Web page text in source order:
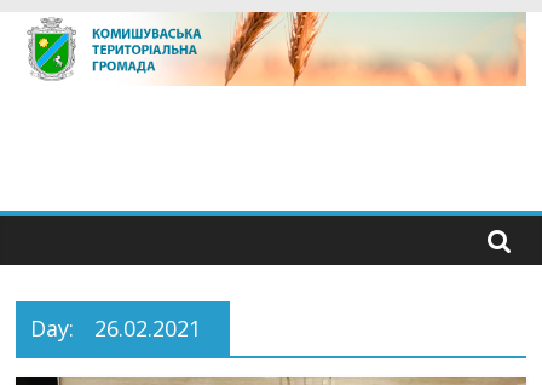
Skip
content
Day: 26.02.2021